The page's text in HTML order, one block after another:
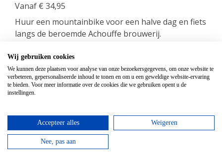
Vanaf € 34,95
Huur een mountainbike voor een halve dag en fiets
langs de beroemde Achouffe brouwerij.
bekijken
Top hotels
Wij gebruiken cookies
We kunnen deze plaatsen voor analyse van onze bezoekersgegevens, om onze website te
verbeteren, gepersonaliseerde inhoud te tonen en om u een geweldige website-ervaring
te bieden. Voor meer informatie over de cookies die we gebruiken opent u de
instellingen.
Accepteer alles Weigeren
Nee, pas aan